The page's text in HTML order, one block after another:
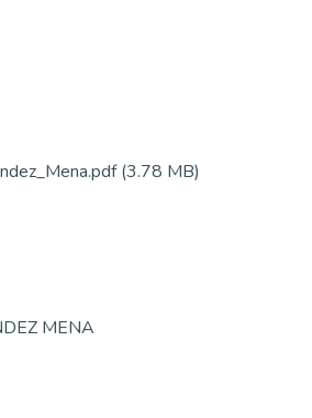
(3.78 MB)
MENA